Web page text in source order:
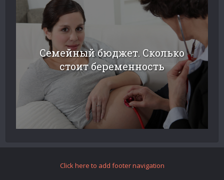
Семейный бюджет. Сколько
стоит беременность
Click here to add footer navigation